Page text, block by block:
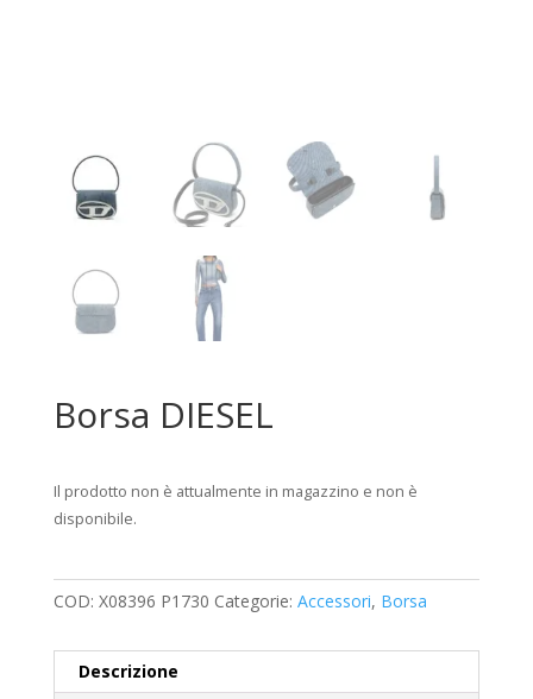
Borsa DIESEL
Il prodotto non è attualmente in magazzino e non è
disponibile.
COD: X08396 P1730 Categorie: Accessori, Borsa
Descrizione